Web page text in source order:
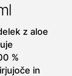
z aloe
%
in